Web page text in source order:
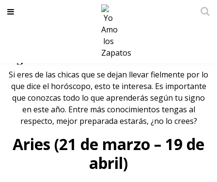
Lecciones que aprenderás según tu
Si eres de las chicas que se dejan llevar fielmente por lo
que dice el horóscopo, esto te interesa. Es importante
que conozcas todo lo que aprenderás según tu signo
en este año. Entre más conocimientos tengas al
respecto, mejor preparada estarás, ¿no lo crees?
Aries (21 de marzo – 19 de
abril)